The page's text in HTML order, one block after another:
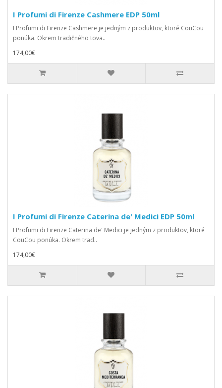
I Profumi di Firenze Cashmere EDP 50ml
I Profumi di Firenze Cashmere je jedným z produktov, ktoré CouCou
ponúka. Okrem tradičného tova..
174,00€
I Profumi di Firenze Caterina de' Medici EDP 50ml
I Profumi di Firenze Caterina de' Medici je jedným z produktov, ktoré
CouCou ponúka. Okrem trad..
174,00€